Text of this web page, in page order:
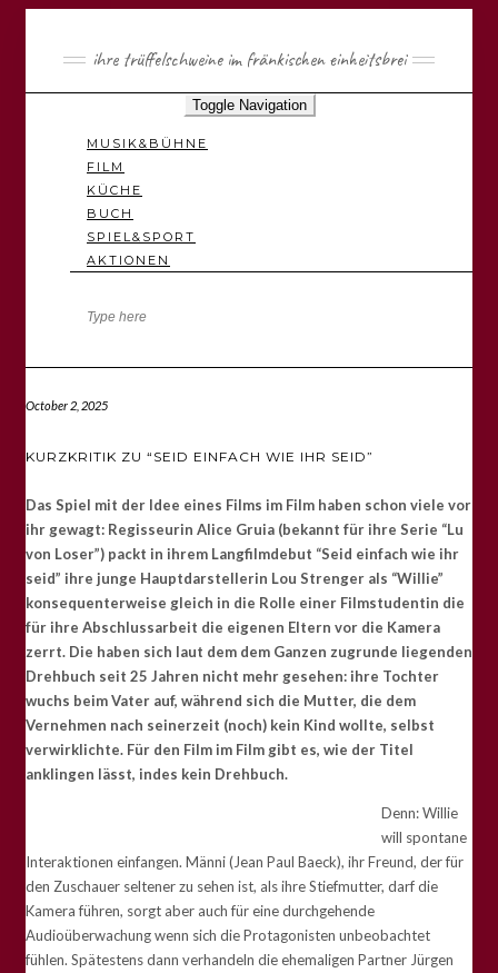
ihre trüffelschweine im fränkischen einheitsbrei
Toggle Navigation
MUSIK&BÜHNE
FILM
KÜCHE
BUCH
SPIEL&SPORT
AKTIONEN
October 2, 2025
KURZKRITIK ZU “SEID EINFACH WIE IHR SEID”
Das Spiel mit der Idee eines Films im Film haben schon viele vor
ihr gewagt: Regisseurin Alice Gruia (bekannt für ihre Serie “Lu
von Loser”) packt in ihrem Langfilmdebut “Seid einfach wie ihr
seid” ihre junge Hauptdarstellerin Lou Strenger als “Willie”
konsequenterweise gleich in die Rolle einer Filmstudentin die
für ihre Abschlussarbeit die eigenen Eltern vor die Kamera
zerrt. Die haben sich laut dem dem Ganzen zugrunde liegenden
Drehbuch seit 25 Jahren nicht mehr gesehen: ihre Tochter
wuchs beim Vater auf, während sich die Mutter, die dem
Vernehmen nach seinerzeit (noch) kein Kind wollte, selbst
verwirklichte. Für den Film im Film gibt es, wie der Titel
anklingen lässt, indes kein Drehbuch.
Denn: Willie
will spontane
Interaktionen einfangen. Männi (Jean Paul Baeck), ihr Freund, der für
den Zuschauer seltener zu sehen ist, als ihre Stiefmutter, darf die
Kamera führen, sorgt aber auch für eine durchgehende
Audioüberwachung wenn sich die Protagonisten unbeobachtet
fühlen. Spätestens dann verhandeln die ehemaligen Partner Jürgen